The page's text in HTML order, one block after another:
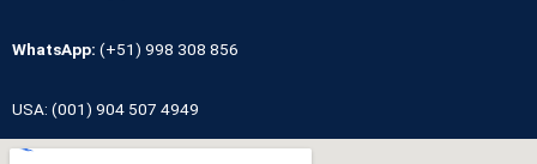
WhatsApp: (+51) 998 308 856
USA: (001) 904 507 4949